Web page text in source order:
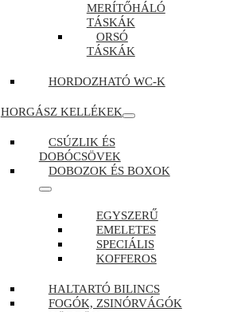
MERÍTŐHÁLÓ
TÁSKÁK
ORSÓ
TÁSKÁK
HORDOZHATÓ WC-K
HORGÁSZ KELLÉKEK
CSÚZLIK ÉS
DOBÓCSÖVEK
DOBOZOK ÉS BOXOK
EGYSZERŰ
EMELETES
SPECIÁLIS
KOFFEROS
HALTARTÓ BILINCS
FOGÓK, ZSINÓRVÁGÓK